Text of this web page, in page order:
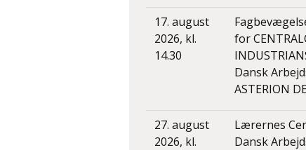
17. august
2026, kl.
14.30
for
Dansk
ASTERION
27. august
2026, kl.
Lærernes
Dansk